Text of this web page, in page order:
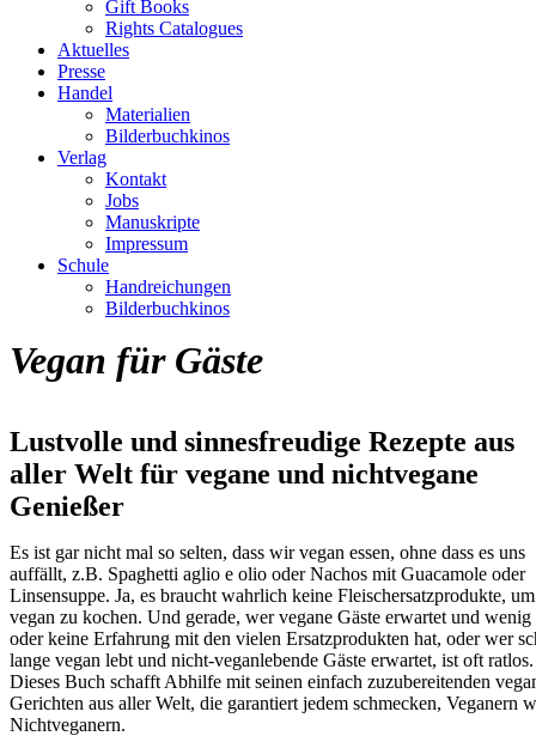
Gift Books
Rights Catalogues
Aktuelles
Presse
Handel
Materialien
Bilderbuchkinos
Verlag
Kontakt
Jobs
Manuskripte
Impressum
Schule
Handreichungen
Bilderbuchkinos
Vegan für Gäste
Lustvolle und sinnesfreudige Rezepte aus
aller Welt für vegane und nichtvegane
Genießer
Es ist gar nicht mal so selten, dass wir vegan essen, ohne dass es uns
auffällt, z.B. Spaghetti aglio e olio oder Nachos mit Guacamole oder
Linsensuppe. Ja, es braucht wahrlich keine Fleischersatzprodukte,
vegan zu kochen. Und gerade, wer vegane Gäste erwartet und wenig
oder keine Erfahrung mit den vielen Ersatzprodukten hat, oder wer
lange vegan lebt und nicht-veganlebende Gäste erwartet, ist oft ratlos.
Dieses Buch schafft Abhilfe mit seinen einfach zuzubereitenden
Gerichten aus aller Welt, die garantiert jedem schmecken, Veganern
Nichtveganern.